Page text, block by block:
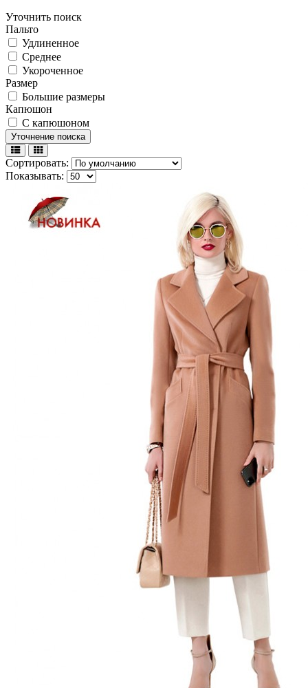
Уточнить поиск
Пальто
Удлиненное
Среднее
Укороченное
Размер
Большие размеры
Капюшон
С капюшоном
Уточнение поиска
Сортировать:
Показывать: